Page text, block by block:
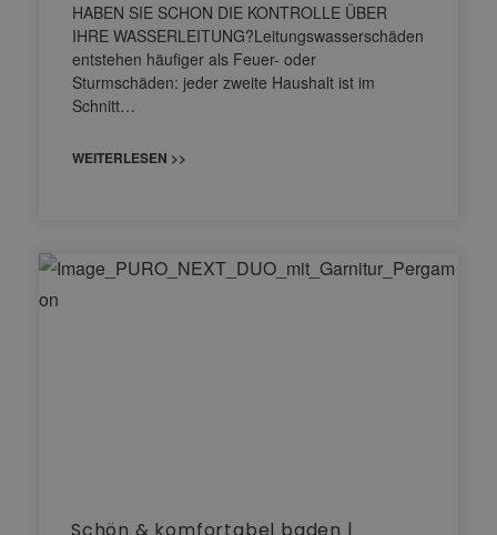
HABEN SIE SCHON DIE KONTROLLE ÜBER
IHRE WASSERLEITUNG?Leitungswasserschäden
entstehen häufiger als Feuer- oder
Sturmschäden: jeder zweite Haushalt ist im
Schnitt…
WEITERLESEN >>